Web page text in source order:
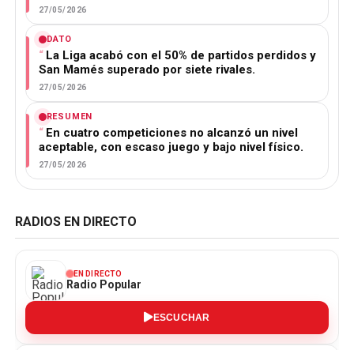
27/05/2026
DATO
La Liga acabó con el 50% de partidos perdidos y
San Mamés superado por siete rivales.
27/05/2026
RESUMEN
En cuatro competiciones no alcanzó un nivel
aceptable, con escaso juego y bajo nivel físico.
27/05/2026
RADIOS EN DIRECTO
EN DIRECTO
Radio Popular
ESCUCHAR